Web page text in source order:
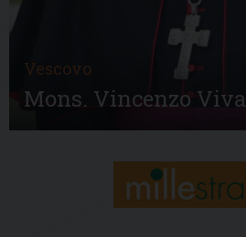
Vescovo
Mons. Vincenzo Viva